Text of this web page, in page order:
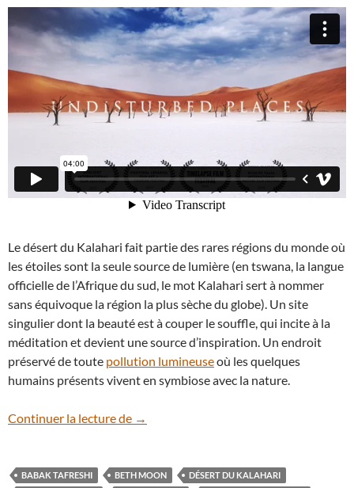
Le désert du Kalahari fait partie des rares régions du monde où
les étoiles sont la seule source de lumière (en tswana, la langue
officielle de l’Afrique du sud, le mot Kalahari sert à nommer
sans équivoque la région la plus sèche du globe). Un site
singulier dont la beauté est à couper le souffle, qui incite à la
méditation et devient une source d’inspiration. Un endroit
préservé de toute pollution lumineuseoù les quelques
humains présents vivent en symbiose avec la nature.
Continuer la lecture de En vidéo : Undisturbed Places, la magie
→
BABAK TAFRESHI BETH MOON
DÉSERT DU KALAHARI